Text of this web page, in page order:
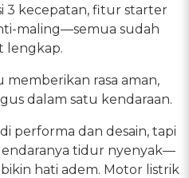
3 kecepatan, fitur starter
maling—semua sudah
lengkap.
memberikan rasa aman,
dalam satu kendaraan.
performa dan desain, tapi
tidur nyenyak—
hati adem. Motor listrik